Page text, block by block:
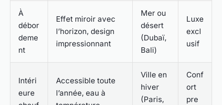
À
débor
deme
nt
Effet miroir avec
l’horizon, design
impressionnant
Mer ou
désert
(Dubaï,
Bali)
Luxe
excl
usif
Intéri
eure
Accessible toute
l’année, eau à
Ville en
hiver
(Paris,
Conf
ort
pre